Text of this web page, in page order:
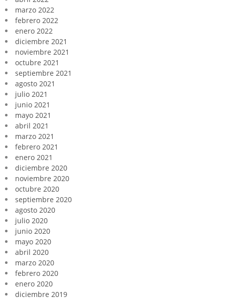
marzo 2022
febrero 2022
enero 2022
diciembre 2021
noviembre 2021
octubre 2021
septiembre 2021
agosto 2021
julio 2021
junio 2021
mayo 2021
abril 2021
marzo 2021
febrero 2021
enero 2021
diciembre 2020
noviembre 2020
octubre 2020
septiembre 2020
agosto 2020
julio 2020
junio 2020
mayo 2020
abril 2020
marzo 2020
febrero 2020
enero 2020
diciembre 2019